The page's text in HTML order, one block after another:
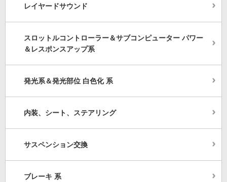
レイヤードサウンド
スロットルコントローラー＆サブコンピューター パワー
＆レスポンスアップ系
発光系＆発光部位 白色化 系
内装、シート、ステアリング
サスペンション交換
ブレーキ 系